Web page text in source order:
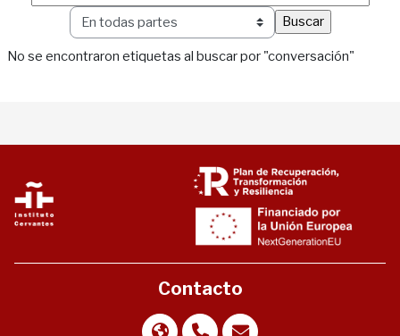
No se encontraron etiquetas al buscar por "conversación"
Contacto